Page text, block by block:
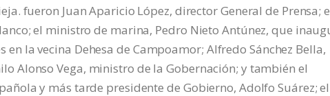
fueron Juan Aparicio López, director General de Prensa;
el ministro de marina, Pedro Nieto Antúnez, que
la vecina Dehesa de Campoamor; Alfredo Sánchez Bella,
Alonso Vega, ministro de la Gobernación; y también el
y más tarde presidente de Gobierno, Adolfo Suárez; el